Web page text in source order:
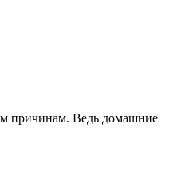
причинам. Ведь домашние